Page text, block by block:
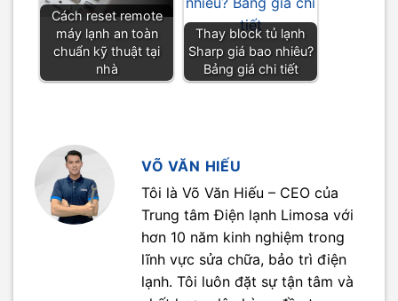
Cách reset remote
máy lạnh an toàn
chuẩn kỹ thuật tại
nhà
Thay block tủ lạnh
Sharp giá bao nhiêu?
Bảng giá chi tiết
VÕ VĂN HIẾU
Tôi là Võ Văn Hiếu – CEO của
Trung tâm Điện lạnh Limosa với
hơn 10 năm kinh nghiệm trong
lĩnh vực sửa chữa, bảo trì điện
lạnh. Tôi luôn đặt sự tận tâm và